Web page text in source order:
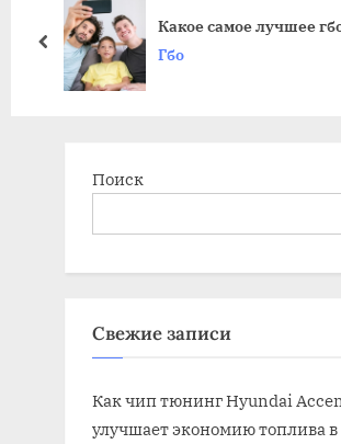
s
o
s
t
Какое самое лучшее
Гбо
prev
Поиск
Свежие записи
Как чип тюнинг Hyundai
улучшает экономию топлива в